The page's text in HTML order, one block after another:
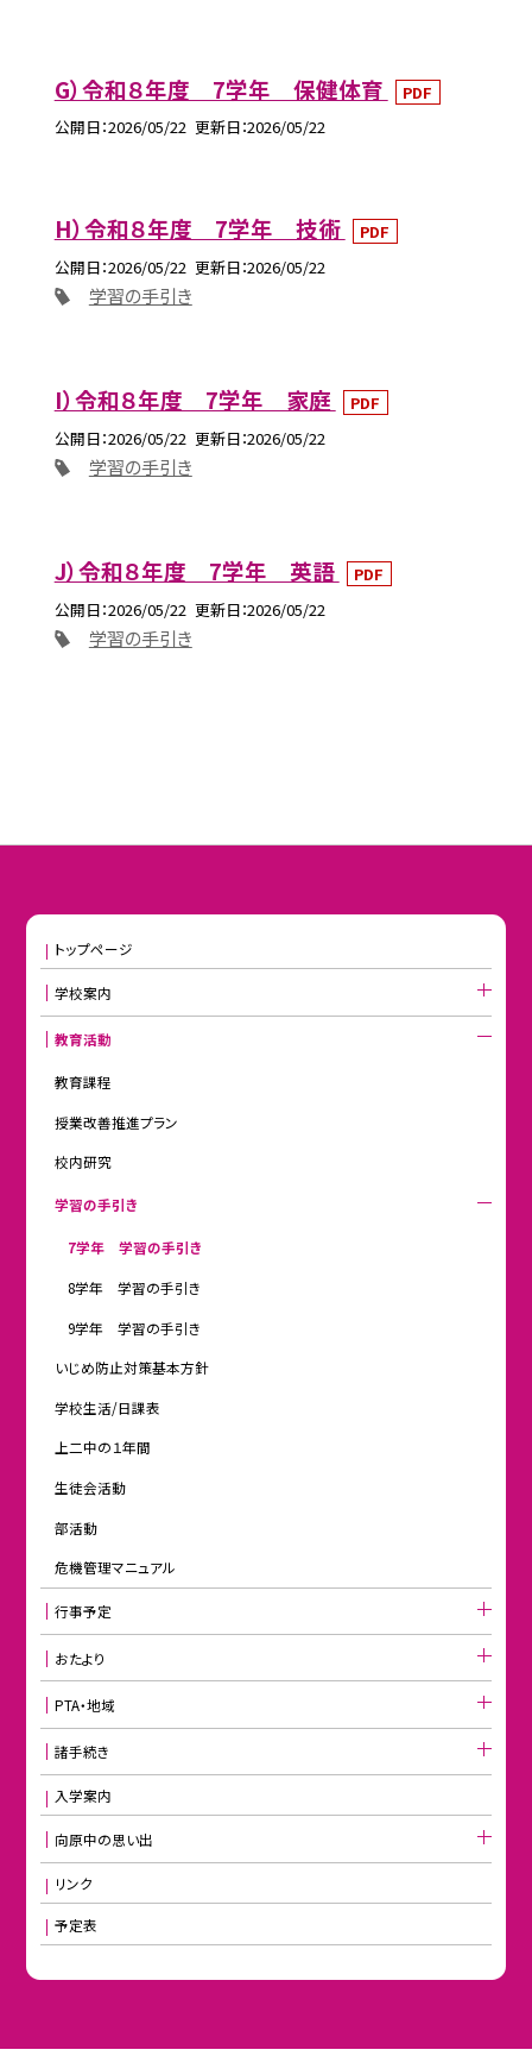
G）令和８年度 7学年 保健体育
PDF
公開日 2026/05/22 更新日 2026/05/22
H）令和８年度 7学年 技術
PDF
公開日 2026/05/22 更新日 2026/05/22
学習の手引き
I）令和８年度 7学年 家庭
PDF
公開日 2026/05/22 更新日 2026/05/22
学習の手引き
J）令和８年度 7学年 英語
PDF
公開日 2026/05/22 更新日 2026/05/22
学習の手引き
トップページ
学校案内
教育活動
教育課程
授業改善推進プラン
校内研究
学習の手引き
7学年 学習の手引き
8学年 学習の手引き
9学年 学習の手引き
いじめ防止対策基本方針
学校生活/日課表
上二中の１年間
生徒会活動
部活動
危機管理マニュアル
行事予定
おたより
PTA・地域
諸手続き
入学案内
向原中の思い出
リンク
予定表